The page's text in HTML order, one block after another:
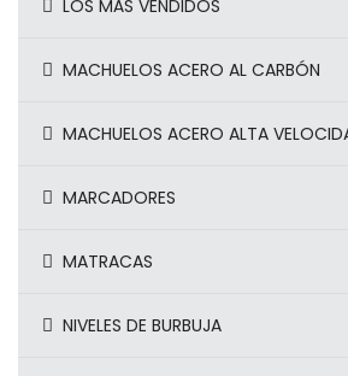
LOS MÁS VENDIDOS
MACHUELOS ACERO AL CARBÓN
MACHUELOS ACERO ALTA
MARCADORES
MATRACAS
NIVELES DE BURBUJA